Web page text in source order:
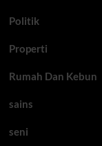
Politik
Properti
Rumah Dan Kebun
sains
seni